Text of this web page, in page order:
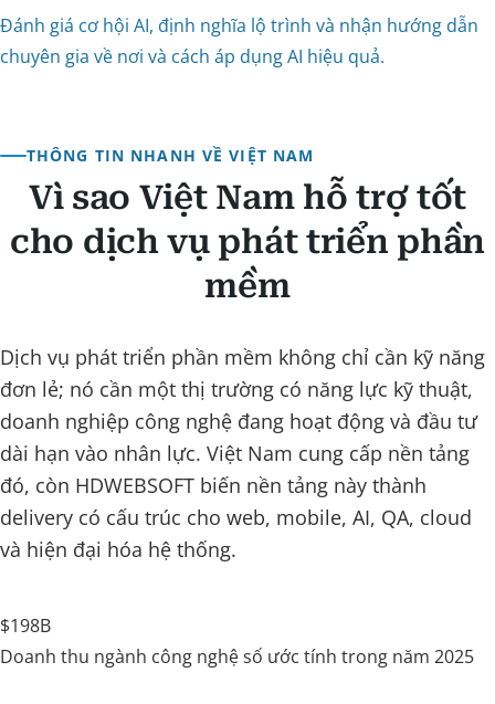
Đánh giá cơ hội AI, định nghĩa lộ trình và nhận hướng dẫn
chuyên gia về nơi và cách áp dụng AI hiệu quả.
THÔNG TIN NHANH VỀ VIỆT NAM
Vì sao Việt Nam hỗ trợ tốt
cho dịch vụ phát triển phần
mềm
Dịch vụ phát triển phần mềm không chỉ cần kỹ năng
đơn lẻ; nó cần một thị trường có năng lực kỹ thuật,
doanh nghiệp công nghệ đang hoạt động và đầu tư
dài hạn vào nhân lực. Việt Nam cung cấp nền tảng
đó, còn HDWEBSOFT biến nền tảng này thành
delivery có cấu trúc cho web, mobile, AI, QA, cloud
và hiện đại hóa hệ thống.
$198B
Doanh thu ngành công nghệ số ước tính trong năm 2025